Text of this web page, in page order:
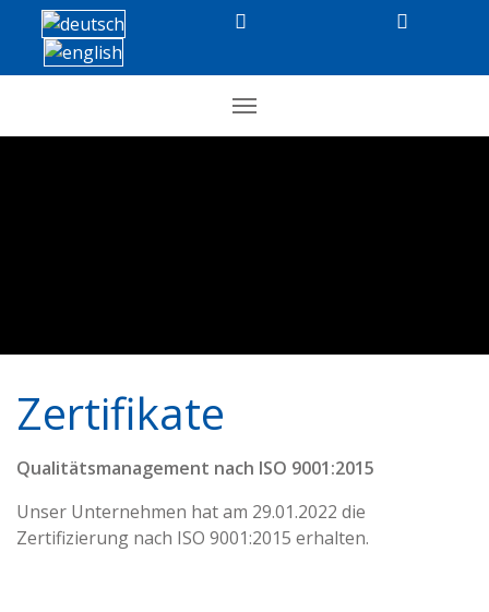
Zertifikate
Qualitätsmanagement nach ISO 9001:2015
Unser Unternehmen hat am 29.01.2022 die
Zertifizierung nach ISO 9001:2015 erhalten.